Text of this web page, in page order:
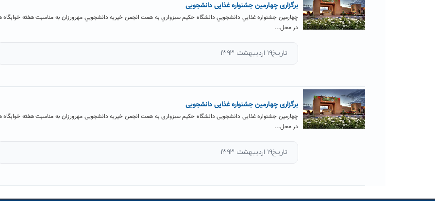
برگزاری چهارمین جشنواره غذایی دانشجویی
چهارمين جشنواره غذايي دانشجويي دانشگاه حکيم سبزواري به همت انجمن خيريه دانشجويي مهرورزان به مناسبت هفته خوابگاه
در محل...
تاریخ۱۹ اردیبهشت ۱۳۹۳
برگزاری چهارمین جشنواره غذایی دانشجویی
چهارمین جشنواره غذایی دانشجویی دانشگاه حکیم سبزواری به همت انجمن خیریه دانشجویی مهرورزان به مناسبت هفته خوابگاه
در محل...
تاریخ۱۹ اردیبهشت ۱۳۹۳